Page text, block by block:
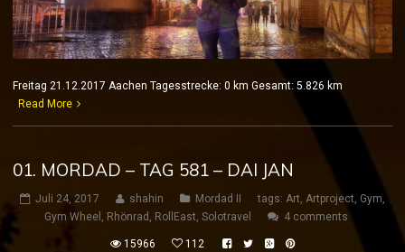
Freitag 21.12.2017 Aachen Tagesstrecke: 0 km Gesamt: 5.826 km
Read More
01. MORDAD – TAG 581 – DAI JAN
Juli 24, 2017 shahin Mordad II tags: Art, Artproject, Gym,
Gym Wheel , Rhönrad , RollEast, Solotravel 4 comments
15966 112